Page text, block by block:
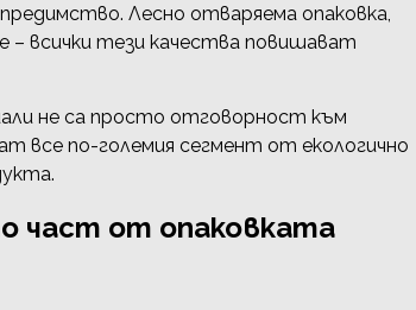
Лесно отваряема опаковка,
всички тези качества повишават
не са просто отговорност към
все по-големия сегмент от екологично
част от опаковката